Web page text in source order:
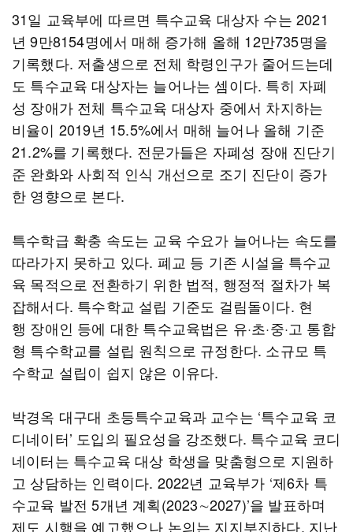
31일 교육부에 따르면 특수교육 대상자 수는 2021
년 9만8154명에서 매해 증가해 올해 12만735명을
기록했다. 저출생으로 전체 학령인구가 줄어드는데
도 특수교육 대상자는 늘어나는 셈이다. 특히 자폐
성 장애가 전체 특수교육 대상자 중에서 차지하는
비율이 2019년 15.5%에서 매해 늘어나 올해 기준
21.2%를 기록했다. 전문가들은 자폐성 장애 진단기
준 완화와 사회적 인식 개선으로 조기 진단이 증가
한 영향으로 본다.
특수학급 확충 속도는 교육 수요가 늘어나는 속도를
따라가지 못하고 있다. 폐교 등 기존 시설을 특수교
육 목적으로 전환하기 위한 법적, 행정적 절차가 복
잡해서다. 특수학교 설립 기준도 걸림돌이다. 현
행 장애인 등에 대한 특수교육법은 유·초·중·고 통합
형 특수학교를 설립 원칙으로 규정한다. 소규모 특
수학교 설립이 쉽지 않은 이유다.
박경옥 대구대 초등특수교육과 교수는 ‘특수교육 코
디네이터’ 도입의 필요성을 강조했다. 특수교육 코디
네이터는 특수교육 대상 학생을 맞춤형으로 지원하
고 상담하는 인력이다. 2022년 교육부가 ‘제6차 특
수교육 발전 5개년 계획(2023∼2027)’을 발표하며
제도 시행을 예고했으나 논의는 지지부진하다. 지난